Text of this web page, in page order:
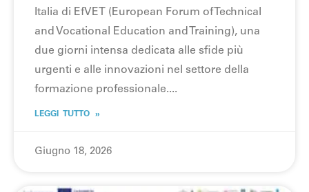
Italia di EfVET (European Forum of Technical
and Vocational Education and Training), una
due giorni intensa dedicata alle sfide più
urgenti e alle innovazioni nel settore della
formazione professionale.
LEGGI TUTTO »
Giugno 18, 2026